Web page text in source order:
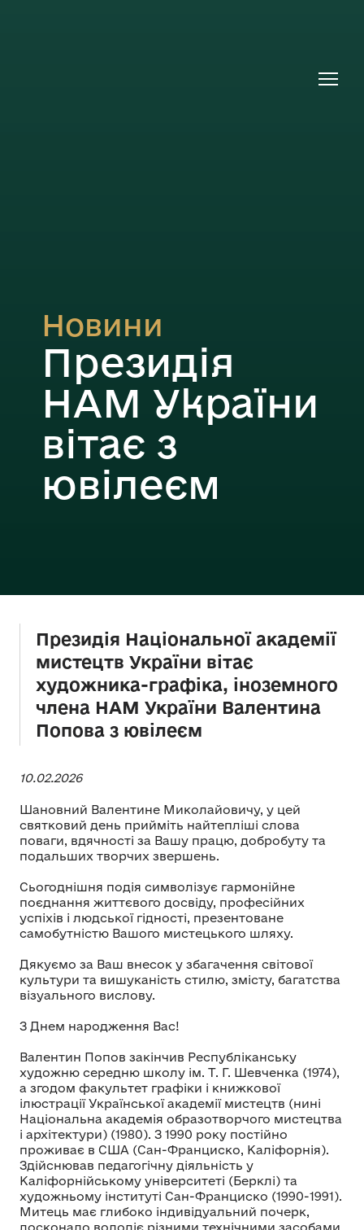
Новини
Президія
НАМ України
вітає з
ювілеєм
Президія Національної академії
мистецтв України вітає
художника-графіка, іноземного
члена НАМ України Валентина
Попова з ювілеєм
10.02.2026
Шановний Валентине Миколайовичу, у цей
святковий день прийміть найтепліші слова
поваги, вдячності за Вашу працю, добробуту та
подальших творчих звершень.
Сьогоднішня подія символізує гармонійне
поєднання життєвого досвіду, професійних
успіхів і людської гідності, презентоване
самобутністю Вашого мистецького шляху.
Дякуємо за Ваш внесок у збагачення світової
культури та вишуканість стилю, змісту, багатства
візуального вислову.
З Днем народження Вас!
Валентин Попов закінчив Республіканську
художню середню школу ім. Т. Г. Шевченка (1974),
а згодом факультет графіки і книжкової
ілюстрації Української академії мистецтв (нині
Національна академія образотворчого мистецтва
і архітектури) (1980). З 1990 року постійно
проживає в США (Сан-Франциско, Каліфорнія).
Здійснював педагогічну діяльність у
Каліфорнійському університеті (Берклі) та
художньому інституті Сан-Франциско (1990-1991).
Митець має глибоко індивідуальний почерк,
досконало володіє різними технічними засобами